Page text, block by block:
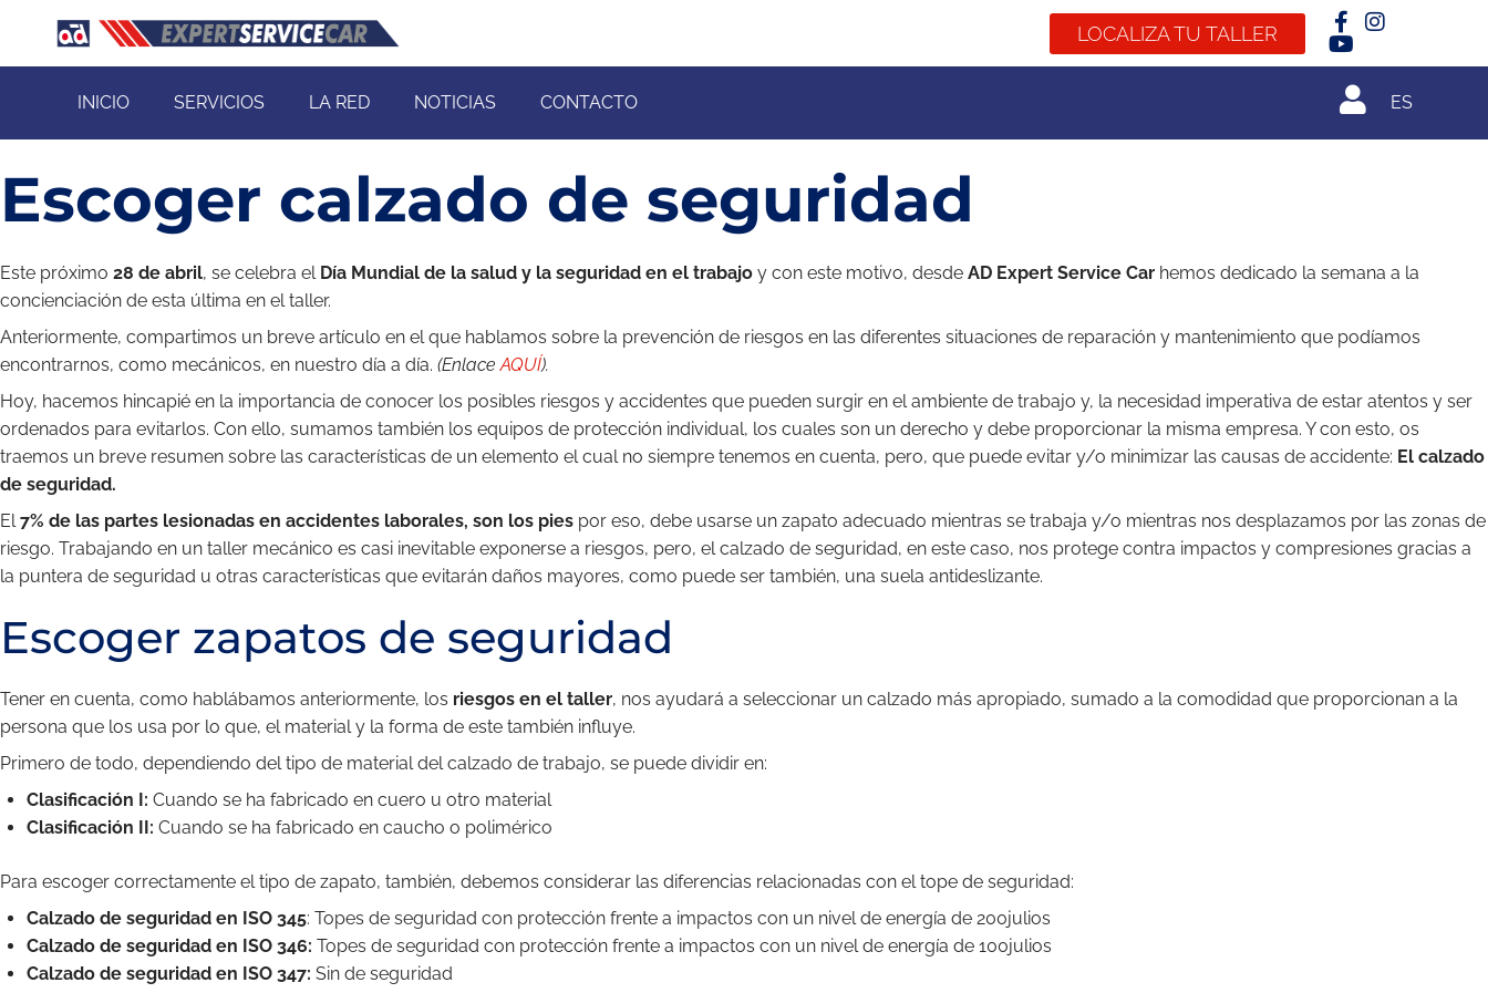
LOCALIZA TU TALLER
INICIO SERVICIOS LA RED NOTICIAS CONTACTO ES
Escoger calzado de seguridad
Este próximo 28 de abril, se celebra elDía Mundial de la salud y la seguridad en el trabajo y con este motivo, desde AD Expert Service Car hemos dedicado la semana a la
concienciación de esta última en el taller.
Anteriormente, compartimos un breve artículo en el que hablamos sobre la prevención de riesgos en las diferentes situaciones de reparación y mantenimiento que podíamos
encontrarnos, como mecánicos, en nuestro día a día. (EnlaceAQUÍ).
Hoy, hacemos hincapié en la importancia de conocer los posibles riesgos y accidentes que pueden surgir en el ambiente de trabajo y, la necesidad imperativa de estar atentos y ser
ordenados para evitarlos. Con ello, sumamos también los equipos de protección individual, los cuales son un derecho y debe proporcionar la misma empresa. Y con esto, os
traemos un breve resumen sobre las características de un elemento el cual no siempre tenemos en cuenta, pero, que puede evitar y/o minimizar las causas de accidente: El calzado
de seguridad.
El7% de las partes lesionadas en accidentes laborales, son los pies por eso, debe usarse un zapato adecuado mientras se trabaja y/o mientras nos desplazamos por las zonas de
riesgo. Trabajando en un taller mecánico es casi inevitable exponerse a riesgos, pero, el calzado de seguridad, en este caso, nos protege contra impactos y compresiones gracias a
la puntera de seguridad u otras características que evitarán daños mayores, como puede ser también, una suela antideslizante.
Escoger zapatos de seguridad
Tener en cuenta, como hablábamos anteriormente, los riesgos en el taller, nos ayudará a seleccionar un calzado más apropiado, sumado a la comodidad que proporcionan a la
persona que los usa por lo que, el material y la forma de este también influye.
Primero de todo, dependiendo del tipo de material del calzado de trabajo, se puede dividir en:
Clasificación I: Cuando se ha fabricado en cuero u otro material
Clasificación II: Cuando se ha fabricado en caucho o polimérico
Para escoger correctamente el tipo de zapato, también, debemos considerar las diferencias relacionadas con el tope de seguridad:
Calzado de seguridad en ISO 345: Topes de seguridad con protección frente a impactos con un nivel de energía de 200julios
Calzado de seguridad en ISO 346: Topes de seguridad con protección frente a impactos con un nivel de energía de 100julios
Calzado de seguridad en ISO 347: Sin de seguridad